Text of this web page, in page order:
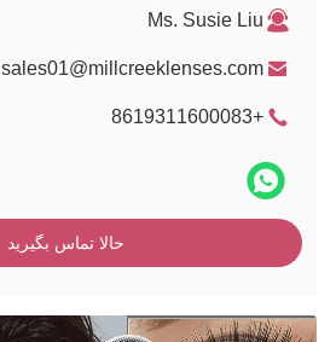
Ms. Susie Liu
sales01@millcreeklenses.com
+8619311600083
حالا تماس بگیرید